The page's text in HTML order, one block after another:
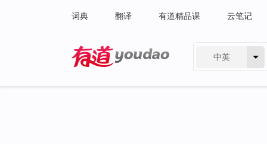
词典 翻译 有道精品课 云笔记
中英